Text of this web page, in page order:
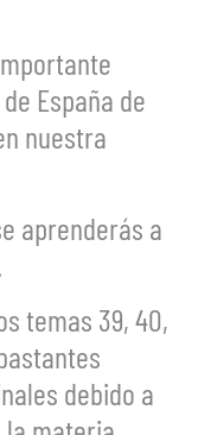
España de
nuestra
aprenderás a
temas 39, 40,
debido a